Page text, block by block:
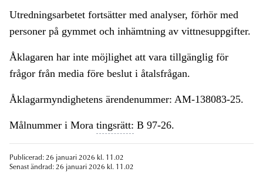
Utredningsarbetet fortsätter med analyser, förhör med
personer på gymmet och inhämtning av vittnesuppgifter.
Åklagaren har inte möjlighet att vara tillgänglig för
frågor från media före beslut i åtalsfrågan.
Åklagarmyndighetens ärendenummer: AM-138083-25.
Målnummer i Mora tingsrätt: B 97-26.
Publicerad: 26 januari 2026 kl. 11.02
Senast ändrad: 26 januari 2026 kl. 11.02